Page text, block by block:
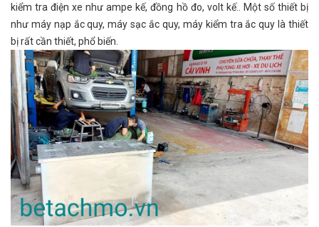
kiểm tra điện xe như ampe kế, đồng hồ đo, volt kế.. Một số thiết bị
như máy nạp ắc quy, máy sạc ắc quy, máy kiểm tra ắc quy là thiết
bị rất cần thiết, phổ biến.